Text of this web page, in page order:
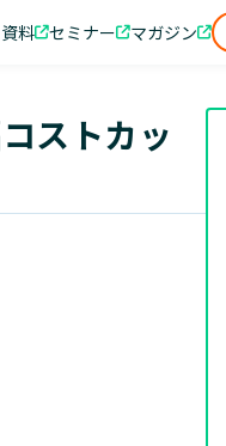
ストカッ
料 セミナー マガジン